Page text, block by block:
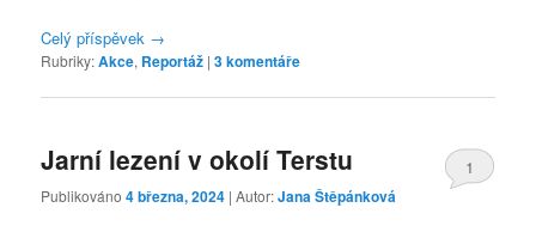
Celý příspěvek →
Rubriky:Akce, Reportáž |3komentáře
Jarní lezení v okolí Terstu
Publikováno4 března, 2024 | Autor:Jana Štěpánková
1